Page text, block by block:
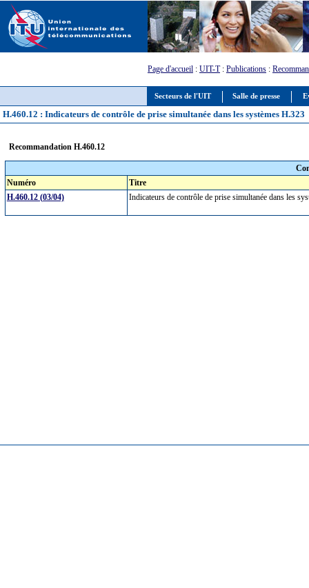
Secteurs de l'UIT Salle de presse
Page d'accueil : UIT-T: Publications :
H.460.12 : Indicateurs de contrôle de prise simultanée dans les systèmes H.323
Recommandation H.460.12
Numéro
Titre
H.460.12 (03/04)
Indicateurs de contrôle de prise simultanée dans les